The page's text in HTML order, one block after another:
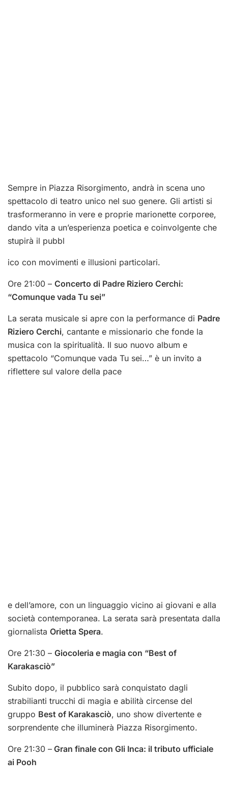
Sempre in Piazza Risorgimento, andrà in scena uno
spettacolo di teatro unico nel suo genere. Gli artisti si
trasformeranno in vere e proprie marionette corporee,
dando vita a un’esperienza poetica e coinvolgente che
stupirà il pubbl
ico con movimenti e illusioni particolari.
Ore 21:00 – Concerto di Padre Riziero Cerchi:
“Comunque vada Tu sei”
La serata musicale si apre con la performance di Padre
Riziero Cerchi, cantante e missionario che fonde la
musica con la spiritualità. Il suo nuovo album e
spettacolo “Comunque vada Tu sei…” è un invito a
riflettere sul valore della pace
e dell’amore, con un linguaggio vicino ai giovani e alla
società contemporanea. La serata sarà presentata dalla
giornalista Orietta Spera.
Ore 21:30 – Giocoleria e magia con “Best of
Karakasciò”
Subito dopo, il pubblico sarà conquistato dagli
strabilianti trucchi di magia e abilità circense del
gruppo Best of Karakasciò, uno show divertente e
sorprendente che illuminerà Piazza Risorgimento.
Ore 21:30 – Gran finale con Gli Inca: il tributo ufficiale
ai Pooh